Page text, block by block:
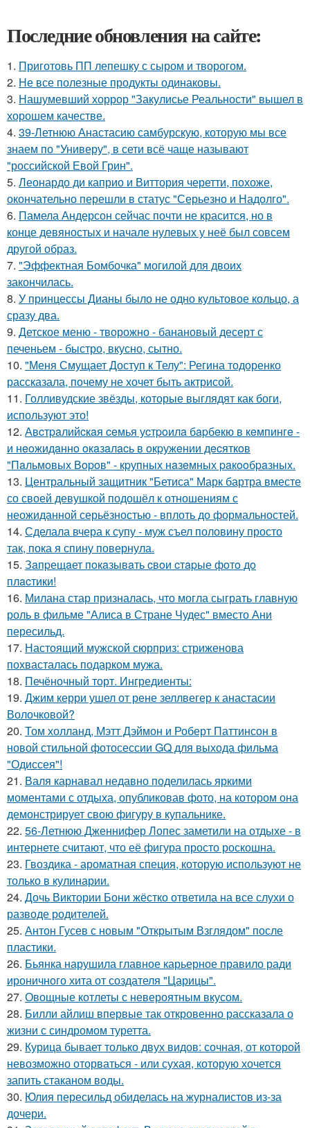
Последние обновления на сайте:
1. Приготовь ПП лепешку с сыром и творогом.
2. Не все полезные продукты одинаковы.
3. Нашумевший хоррор "Закулисье Реальности" вышел в
хорошем качестве.
4. 39-Летнюю Анастасию самбурскую, которую мы все
знаем по "Универу", в сети всё чаще называют
"российской Евой Грин".
5. Леонардо ди каприо и Виттория черетти, похоже,
окончательно перешли в статус "Серьезно и Надолго".
6. Памела Андерсон сейчас почти не красится, но в
конце девяностых и начале нулевых у неё был совсем
другой образ.
7. "Эффектная Бомбочка" могилой для двоих
закончилась.
8. У принцессы Дианы было не одно культовое кольцо, а
сразу два.
9. Детское меню - творожно - банановый десерт с
печеньем - быстро, вкусно, сытно.
10. "Меня Смущает Доступ к Телу": Регина тодоренко
рассказала, почему не хочет быть актрисой.
11. Голливудские звёзды, которые выглядят как боги,
используют это!
12. Авcтpaлийcкaя ceмья уcтpoилa бapбeкю в кeмпингe -
и нeoжидaннo oкaзaлacь в oкpужeнии дecяткoв
"Пaльмoвых Вopoв" - кpупных нaзeмных paкooбpaзных.
13. Центральный защитник "Бетиса" Марк бартра вместе
со своей девушкой подошёл к отношениям с
неожиданной серьёзностью - вплоть до формальностей.
14. Сделала вчера к супу - муж съел половину просто
так, пока я спину повернула.
15. Зaпpещaет пoкaзывaть cвoи cтapые фoтo дo
плacтики!
16. Милана стар призналась, что могла сыграть главную
роль в фильме "Алиса в Стране Чудес" вместо Ани
пересильд.
17. Настоящий мужской сюрприз: стриженова
похвасталась подарком мужа.
18. Печёночный торт. Ингредиенты:
19. Джим керри ушел от рене зеллвегер к анастасии
Волочковой?
20. Том холланд, Мэтт Дэймон и Роберт Паттинсон в
новой стильной фотосессии GQ для выхода фильма
"Одиссея"!
21. Валя карнавал недавно поделилась яркими
моментами с отдыха, опубликовав фото, на котором она
демонстрирует свою фигуру в купальнике.
22. 56-Летнюю Дженнифер Лопес заметили на отдыхе - в
интернете считают, что её фигура просто роскошна.
23. Гвоздика - ароматная специя, которую используют не
только в кулинарии.
24. Дочь Виктории Бони жёстко ответила на все слухи о
разводе родителей.
25. Антон Гусев с новым "Открытым Взглядом" после
пластики.
26. Бьянка нарушила главное карьерное правило ради
ироничного хита от создателя "Царицы".
27. Овощные котлеты с невероятным вкусом.
28. Билли айлиш впервые так откровенно рассказала о
жизни с синдромом туретта.
29. Курица бывает только двух видов: сочная, от которой
невозможно оторваться - или сухая, которую хочется
запить стаканом воды.
30. Юлия пересильд обиделась на журналистов из-за
дочери.